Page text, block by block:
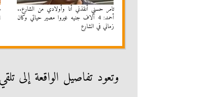
تامر حسني أنقذني أنا وأولادي من الشارع..
أحمد: 4 آلاف جنيه غيروا مصير حياتي وكان
زماني في الشارع
وتعود تفاصيل الواقعة إلى